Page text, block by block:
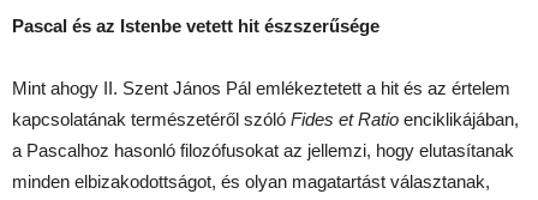
Pascal és az Istenbe vetett hit észszerűsége
Mint ahogy II. Szent János Pál emlékeztetett a hit és az értelem
kapcsolatának természetéről szóló Fides et Ratio enciklikájában,
a Pascalhoz hasonló filozófusokat az jellemzi, hogy elutasítanak
minden elbizakodottságot, és olyan magatartást választanak,